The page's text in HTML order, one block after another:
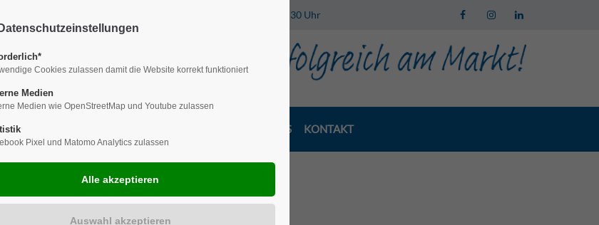
12, 48163 Münster Mo.-Do. 8:00 - 17:00 | Fr. 7:45 - 13:30 Uhr
EVELS KONTAKT
Datenschutzeinstellungen
Cookies zulassen damit die Website korrekt funktioniert
Medien
Medien wie OpenStreetMap und Youtube zulassen
Pixel und Matomo Analytics zulassen